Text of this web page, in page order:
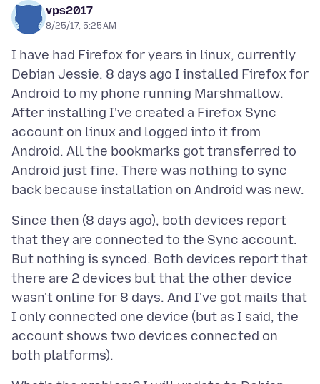
vps2017
8/25/17, 5:25 AM
I have had Firefox for years in linux, currently
Debian Jessie. 8 days ago I installed Firefox for
Android to my phone running Marshmallow.
After installing I've created a Firefox Sync
account on linux and logged into it from
Android. All the bookmarks got transferred to
Android just fine. There was nothing to sync
Since then (8 days ago), both devices report
that they are connected to the Sync account.
But nothing is synced. Both devices report that
there are 2 devices but that the other device
wasn't online for 8 days. And I've got mails that
I only connected one device (but as I said, the
account shows two devices connected on